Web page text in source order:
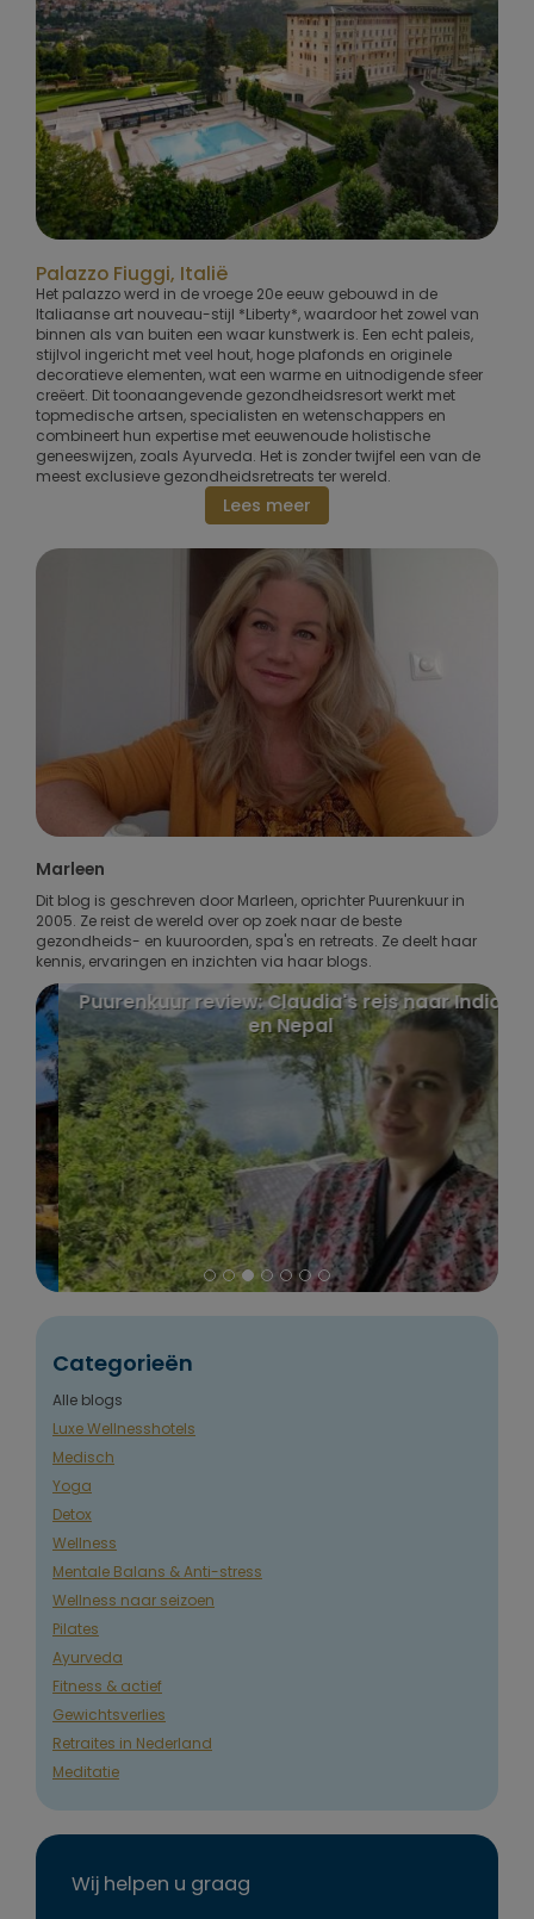
Palazzo Fiuggi, Italië
Het palazzo werd in de vroege 20e eeuw gebouwd in de
Italiaanse art nouveau-stijl *Liberty*, waardoor het zowel van
binnen als van buiten een waar kunstwerk is. Een echt paleis,
stijlvol ingericht met veel hout, hoge plafonds en originele
decoratieve elementen, wat een warme en uitnodigende sfeer
creëert. Dit toonaangevende gezondheidsresort werkt met
topmedische artsen, specialisten en wetenschappers en
combineert hun expertise met eeuwenoude holistische
geneeswijzen, zoals Ayurveda. Het is zonder twijfel een van de
meest exclusieve gezondheidsretreats ter wereld.
Lees meer
Marleen
Dit blog is geschreven door Marleen, oprichter Puurenkuur in
2005. Ze reist de wereld over op zoek naar de beste
gezondheids- en kuuroorden, spa's en retreats. Ze deelt haar
kennis, ervaringen en inzichten via haar blogs.
Puurenkuur review: Claudia's reis naar India
en Nepal
Categorieën
Alle blogs
Luxe Wellnesshotels
Medisch
Yoga
Detox
Wellness
Mentale Balans & Anti-stress
Wellness naar seizoen
Pilates
Ayurveda
Fitness & actief
Gewichtsverlies
Retraites in Nederland
Meditatie
Wij helpen u graag